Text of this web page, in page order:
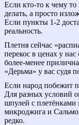
Если кто-то к чему
делать, а просто
Если пункты 1-2
реальность.
Плетня сейчас
перекос в ценах у
более-менее
«Дерьма» у вас судя
Если народ побежит
Для разных условий
шпулей с
микроджига и Сальмо
редко.